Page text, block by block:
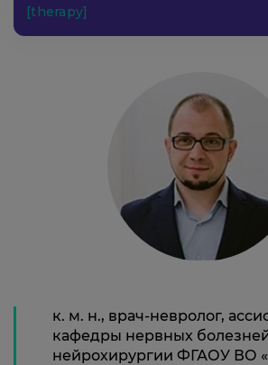
[therapy]
к. м. н., врач-невролог,
кафедры нервных
нейрохирургии ФГАОУ ВО